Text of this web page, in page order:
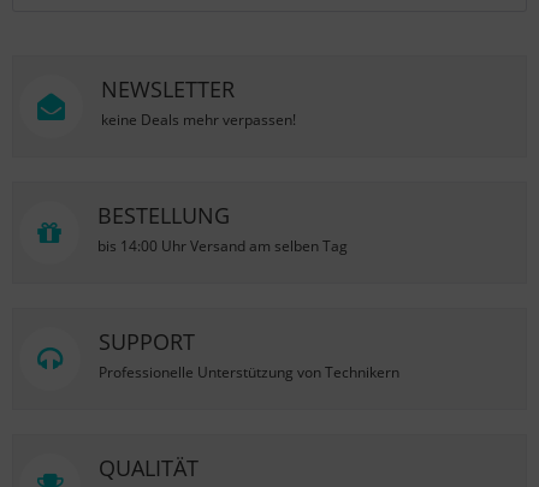
NEWSLETTER
keine Deals mehr verpassen!
BESTELLUNG
bis 14:00 Uhr Versand am selben Tag
SUPPORT
Professionelle Unterstützung von Technikern
QUALITÄT